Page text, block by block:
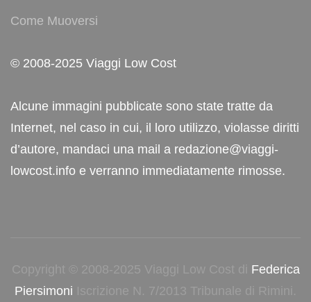
Come Muoversi
© 2008-2025 Viaggi Low Cost
Alcune immagini pubblicate sono state tratte da
Internet, nel caso in cui, il loro utilizzo, violasse diritti
d’autore, mandaci una mail a redazione@viaggi-
lowcost.info e verranno immediatamente rimosse.
Copyright © 2008-2025 Viaggi Low Cost di Federica
Piersimoni Iscrizione N. 7/2013 Tribunale di Rimini.